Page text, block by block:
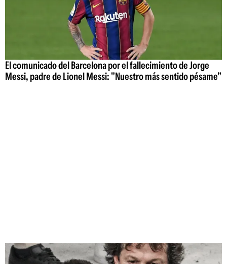
El comunicado del Barcelona por el fallecimiento de Jorge
Messi, padre de Lionel Messi: "Nuestro más sentido pésame"